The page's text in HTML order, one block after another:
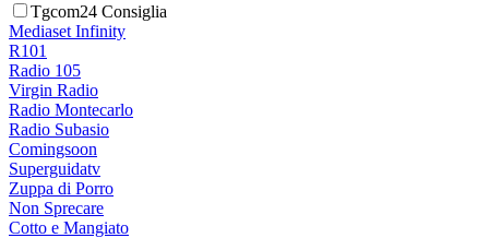
Tgcom24 Consiglia
Mediaset Infinity
R101
Radio 105
Virgin Radio
Radio Montecarlo
Radio Subasio
Comingsoon
Superguidatv
Zuppa di Porro
Non Sprecare
Cotto e Mangiato